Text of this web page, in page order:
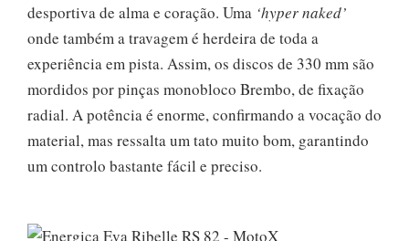
desportiva de alma e coração. Uma ‘hyper naked’
onde também a travagem é herdeira de toda a
experiência em pista. Assim, os discos de 330 mm são
mordidos por pinças monobloco Brembo, de fixação
radial. A potência é enorme, confirmando a vocação do
material, mas ressalta um tato muito bom, garantindo
um controlo bastante fácil e preciso.